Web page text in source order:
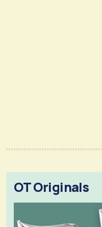
OT Originals